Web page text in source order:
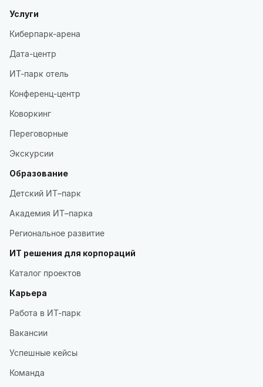
Услуги
Киберпарк-арена
Дата-центр
ИТ-парк отель
Конференц-центр
Коворкинг
Переговорные
Экскурсии
Образование
Детский ИТ–парк
Академия ИТ–парка
Региональное развитие
ИТ решения для корпораций
Каталог проектов
Карьера
Работа в ИТ-парк
Вакансии
Успешные кейсы
Команда